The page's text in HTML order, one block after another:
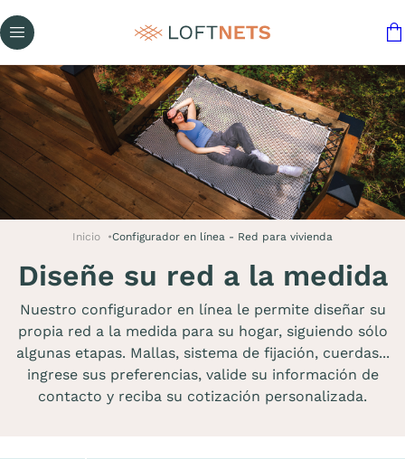
Inicio Configurador en línea - Red para vivienda
Diseñe su red a la medida
Nuestro configurador en línea le permite diseñar su
propia red a la medida para su hogar, siguiendo sólo
algunas etapas. Mallas, sistema de fijación, cuerdas...
ingrese sus preferencias, valide su información de
contacto y reciba su cotización personalizada.